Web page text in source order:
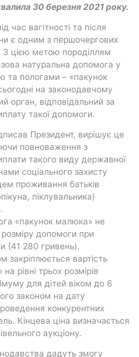
30 березня 2021 року.
час вагітності та після
є одним з першочергових
цією метою породіллям
натуральна допомога у
та пологами – «пакунок
на законодавчому
орган, відповідальний за
такої допомоги.
Президент, вирішує це
повноваження з
такого виду державної
соціального захисту
проживання батьків
піклувальника)
«пакунок малюка» не
допомоги при
(41 280 гривень).
закріплюється вартість
рівні трьох розмірів
для дітей віком до 6
законом на дату
конкурентних
Кінцева ціна визначається
аукціону.
дадуть змогу